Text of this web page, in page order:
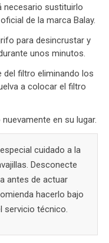
necesario sustituirlo
de la marca Balay.
para desincrustar y
unos minutos.
del filtro eliminando los
a colocar el filtro
en su lugar.
cuidado a la
Desconecte
antes de actuar
hacerlo bajo
servicio técnico.